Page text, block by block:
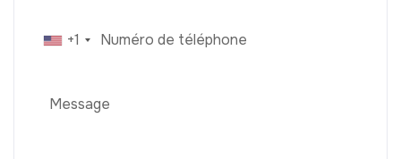
+1